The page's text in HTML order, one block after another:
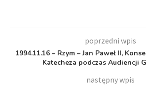
poprzedni wpis
1994.11.16 – Rzym – Jan Paweł II,
Katecheza podczas Audiencji
następny wpis